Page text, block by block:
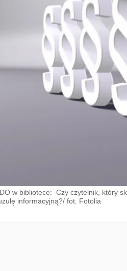
w bibliotece: Czy czytelnik, który
informacyjną?/ fot. Fotolia